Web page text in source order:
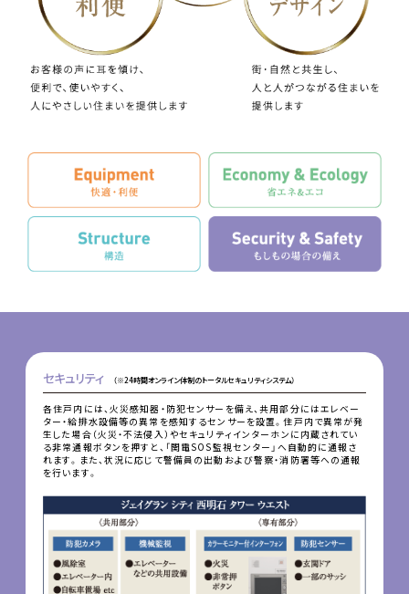
セキュリティ （※24時間オンライン体制のトータルセキュリティシステム）
各住戸内には、火災感知器・防犯センサーを備え、共用部分にはエレベー
ター・給排水設備等の異常を感知するセンサーを設置。住戸内で異常が発
生した場合（火災・不法侵入）やセキュリティインターホンに内蔵されてい
る非常通報ボタンを押すと、「関電SOS監視センター」へ自動的に通報さ
れます。また、状況に応じて警備員の出動および警察・消防署等への通報
を行います。